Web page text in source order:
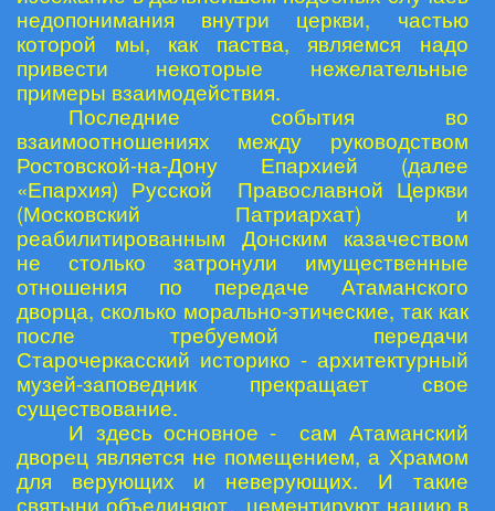
недопонимания внутри церкви, частью
которой мы, как паства, являемся надо
привести некоторые нежелательные
примеры взаимодействия.
Последние события во
взаимоотношениях между руководством
Ростовской-на-Дону Епархией (далее
«Епархия) Русской Православной Церкви
(Московский Патриархат) и
реабилитированным Донским казачеством
не столько затронули имущественные
отношения по передаче Атаманского
дворца, сколько морально-этические, так как
после требуемой передачи
Старочеркасский историко - архитектурный
музей-заповедник прекращает свое
существование.
И здесь основное - сам Атаманский
дворец является не помещением, а Храмом
для верующих и неверующих. И такие
святыни объединяют, цементируют нацию в